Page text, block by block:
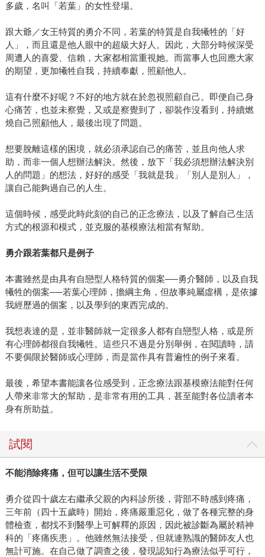
多歲，名叫「若葉」的女性登場。
跟大爺／女王特質的勇介不同，若葉的特質是自我犧牲的「好
人」，而且還是他人眼中的超級大好人。因此，大部分時候深受
周遭人的喜愛、信賴，大家都相當重視她。而當事人也回應大家
的期望，更加犧牲自我，持續奉獻，照顧他人。
這有什麼不好呢？不好的地方就在於忽視照顧自己。即便自己身
心痛苦，也並未察覺，又或是察覺到了，卻裝作沒看到，持續燃
燒自己照顧他人，最後出現了問題。
想要脫離這樣的困境，就必須承認自己的痛苦，並且向他人求
助，而非一個人想辦法解決。然後，放下「我必須想辦法解決別
人的問題」的想法，好好的感受「我就是我」「別人是別人」，
讓自己能夠過自己的人生。
這個時候，感受此時此刻的自己的正念療法，以及了解自己生活
方式的根源和模式，並克服的基模療法相當有幫助。
勇介跟若葉都只是例子
本書雖然是由具有自戀型人格特質的個案──勇介醫師，以及自我
犧牲的個案──若葉心理師，擔綱主角，但故事純屬虛構，是依據
我經歷過的個案，以及學到的東西完成的。
我想表達的是，並非醫師就一定很多人都有自戀型人格，或是所
有心理師都很自我犧牲。這些只不過是分別舉例，在閱讀時，請
不要侷限於醫師或心理師，而是當作具有普遍性的例子來看。
最後，希望本書能讓各位感受到，正念療法跟基模療法能對任何
人帶來非常大的幫助，是非常有用的工具，甚至能對各位讀者本
身有所助益。
試閱
不能消除疼痛，但可以讓生活不受限
勇介從四十歲左右繼承父親的內科診所後，背部不時感到疼痛，
三年前（四十五歲時）開始，疼痛嚴重惡化，做了各種完整的身
體檢查，都找不到醫學上可解釋的原因，因此被診斷為屬於精神
科的「疼痛疾患」。他雖然無法接受，但就連熟識的醫師友人也
無計可施。在自己做了調查之後，發現認知行為療法似乎可行，